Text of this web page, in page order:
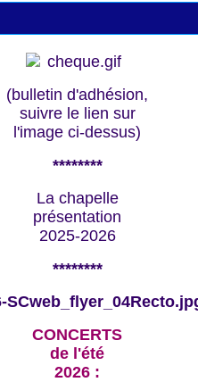
(bulletin d'adhésion,
suivre le lien sur
l'image ci-dessus)
********
La chapelle
présentation
2025-2026
********
CONCERTS
de l'été
2026 :